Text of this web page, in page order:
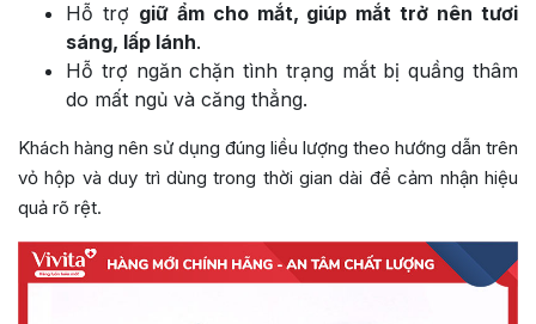
Hỗ trợ giữ ẩm cho mắt, giúp mắt trở nên tươi
sáng, lấp lánh.
Hỗ trợ ngăn chặn tình trạng mắt bị quầng thâm
do mất ngủ và căng thẳng.
Khách hàng nên sử dụng đúng liều lượng theo hướng dẫn trên
vỏ hộp và duy trì dùng trong thời gian dài để cảm nhận hiệu
quả rõ rệt.